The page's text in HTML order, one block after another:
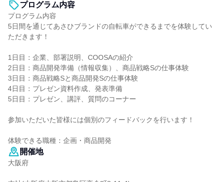
プログラム内容
プログラム内容
5日間を通じてあさひブランドの自転車ができるまでを体験してい
ただきます！
1日目：企業、部署説明、COOSAの紹介
2日目：商品開発準備（情報収集）、商品戦略Sの仕事体験
3日目：商品戦略Sと商品開発Sの仕事体験
4日目：プレゼン資料作成、発表準備
5日目：プレゼン、講評、質問のコーナー
参加いただいた皆様には個別のフィードバックを行います！
体験できる職種：企画・商品開発
開催地
大阪府